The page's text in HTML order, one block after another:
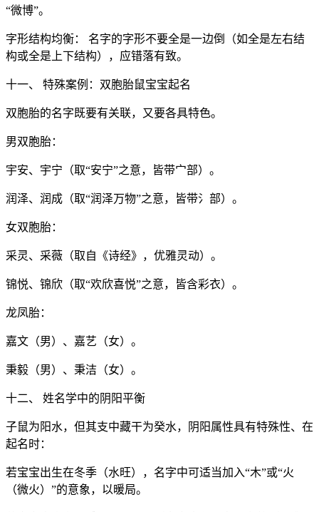
“微博”。
字形结构均衡： 名字的字形不要全是一边倒（如全是左右结
构或全是上下结构），应错落有致。
十一、 特殊案例：双胞胎鼠宝宝起名
双胞胎的名字既要有关联，又要各具特色。
男双胞胎：
宇安、宇宁（取“安宁”之意，皆带宀部）。
润泽、润成（取“润泽万物”之意，皆带氵部）。
女双胞胎：
采灵、采薇（取自《诗经》，优雅灵动）。
锦悦、锦欣（取“欢欣喜悦”之意，皆含彩衣）。
龙凤胎：
嘉文（男）、嘉艺（女）。
秉毅（男）、秉洁（女）。
十二、 姓名学中的阴阳平衡
子鼠为阳水，但其支中藏干为癸水，阴阳属性具有特殊性、在
起名时：
若宝宝出生在冬季（水旺），名字中可适当加入“木”或“火
（微火）”的意象，以暖局。